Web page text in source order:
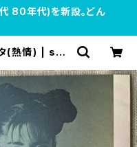
年代)を新設。どん
(熱情) | sou